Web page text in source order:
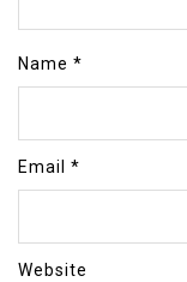
Name *
Email *
Website